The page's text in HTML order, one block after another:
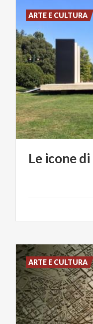
Le iconedi
ARTE E CULTURA
ARTE E CULTURA